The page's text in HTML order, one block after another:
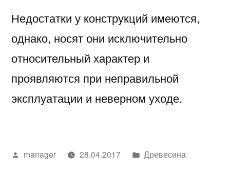
Недостатки у конструкций имеются,
однако, носят они исключительно
относительный характер и
проявляются при неправильной
эксплуатации и неверном уходе.
Написано
manager 28.04.2017
Написано
Древесина